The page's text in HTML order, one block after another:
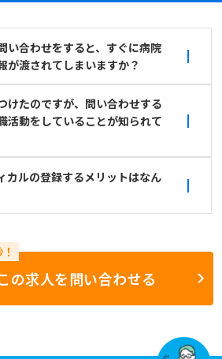
い合わせをすると、すぐに病院
が渡されてしまいますか？
けたのですが、問い合わせする
活動をしていることが知られて
カルの登録するメリットはなん
の求人を問い合わせる